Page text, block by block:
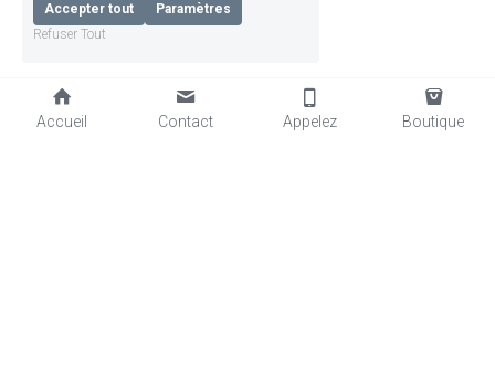
Accueil Contact Appelez Boutique
Accepter tout
Paramètres
Refuser Tout